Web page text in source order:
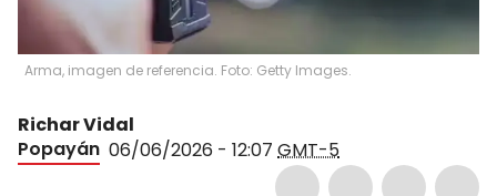
Arma, imagen de referencia. Foto: Getty Images.
Richar Vidal
Popayán 06/06/2026 - 12:07 GMT-5